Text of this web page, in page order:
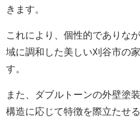
きます。
これにより、個性的でありな
域に調和した美しい刈谷市の
す。
また、ダブルトーンの外壁塗
構造に応じて特徴を際立たせ